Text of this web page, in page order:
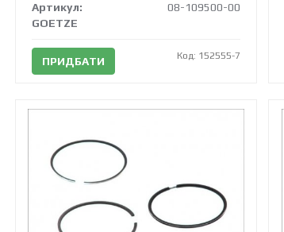
Артикул:
08-109500-00
GOETZE
ПРИДБАТИ Код: 152555-7